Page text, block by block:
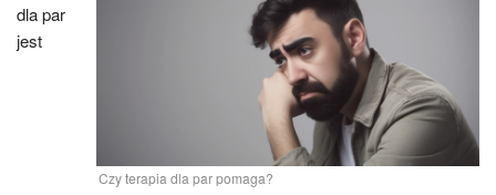
Czy terapia dla par pomaga?
dla par
jest